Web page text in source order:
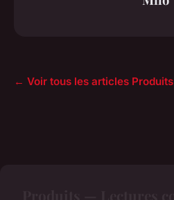
← Voir tous les articles Produits